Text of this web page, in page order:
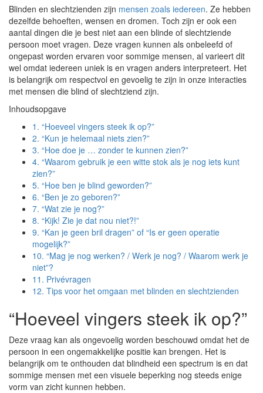
Social
media
Blinden en slechtzienden zijn mensen zoals iedereen. Ze hebben
dezelfde behoeften, wensen en dromen. Toch zijn er ook een
aantal dingen die je best niet aan een blinde of slechtziende
persoon moet vragen. Deze vragen kunnen als onbeleefd of
ongepast worden ervaren voor sommige mensen, al varieert dit
wel omdat iedereen uniek is en vragen anders interpreteert. Het
is belangrijk om respectvol en gevoelig te zijn in onze interacties
met mensen die blind of slechtziend zijn.
Inhoudsopgave
1. “Hoeveel vingers steek ik op?”
2. “Kun je helemaal niets zien?”
3. “Hoe doe je … zonder te kunnen zien?”
4. “Waarom gebruik je een witte stok als je nog iets kunt
zien?”
5. “Hoe ben je blind geworden?”
6. “Ben je zo geboren?”
7. “Wat zie je nog?”
8. “Kijk! Zie je dat nou niet?!”
9. “Kan je geen bril dragen” of “Is er geen operatie
mogelijk?”
10. “Mag je nog werken? / Werk je nog? / Waarom werk je
niet”?
11. Privévragen
12. Tips voor het omgaan met blinden en slechtzienden
“Hoeveel vingers steek ik op?”
Deze vraag kan als ongevoelig worden beschouwd omdat het de
persoon in een ongemakkelijke positie kan brengen. Het is
belangrijk om te onthouden dat blindheid een spectrum is en dat
sommige mensen met een visuele beperking nog steeds enige
vorm van zicht kunnen hebben.